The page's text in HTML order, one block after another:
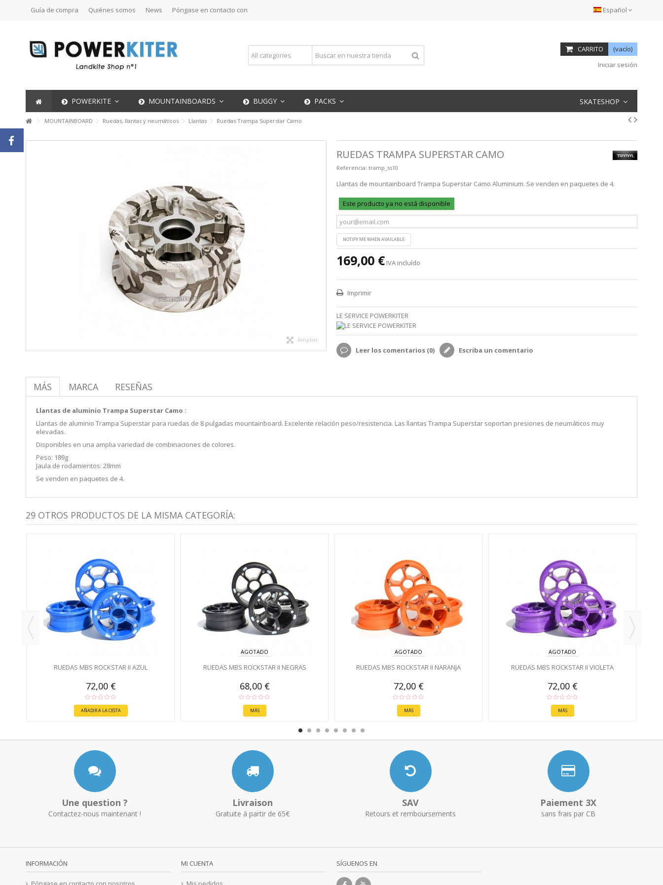
Español
Guía de compra Quiénes somos News Póngase en contacto con
CARRITO
(vacío)
Iniciar sesión
POWERKITE MOUNTAINBOARDS BUGGY PACKS SKATESHOP
MOUNTAINBOARD Ruedas, llantas y neumáticos Llantas Ruedas Trampa Superstar Camo
Ampliar
RUEDAS TRAMPA SUPERSTAR CAMO
Referencia: tramp_ss10
Llantas de mountainboard Trampa Superstar Camo Aluminium. Se venden en paquetes de 4.
Este producto ya no está disponible
NOTIFY ME WHEN AVAILABLE
169,00 € IVA incluído
Imprimir
LE SERVICE POWERKITER
Leer los comentarios (0) Escriba un comentario
MÁS MARCA RESEÑAS
Llantas de aluminio Trampa Superstar Camo :
Llantas de aluminio Trampa Superstar para ruedas de 8 pulgadas mountainboard. Excelente relación peso/resistencia. Las llantas Trampa Superstar soportan presiones de neumáticos muy
elevadas.
Disponibles en una amplia variedad de combinaciones de colores.
Peso: 189g
Jaula de rodamientos: 28mm
Se venden en paquetes de 4.
29 OTROS PRODUCTOS DE LA MISMA CATEGORÍA:
RUEDAS MBS ROCKSTAR II AZUL
72,00 €
AÑADIR A LA CESTA
AGOTADO
RUEDAS MBS ROCKSTAR II NEGRAS
68,00 €
MÁS
AGOTADO
RUEDAS MBS ROCKSTAR II NARANJA
72,00 €
MÁS
AGOTADO
RUEDAS MBS ROCKSTAR II VIOLETA
72,00 €
MÁS
Une question ?
Contactez-nous maintenant !
Livraison
Gratuite à partir de 65€
SAV
Retours et remboursements
Paiement 3X
sans frais par CB
INFORMACIÓN MI CUENTA SÍGUENOS EN